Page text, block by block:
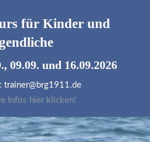
für Kinder und
09.09. und 16.09.2026
trainer@brg1911.de
Infos hier klicken!